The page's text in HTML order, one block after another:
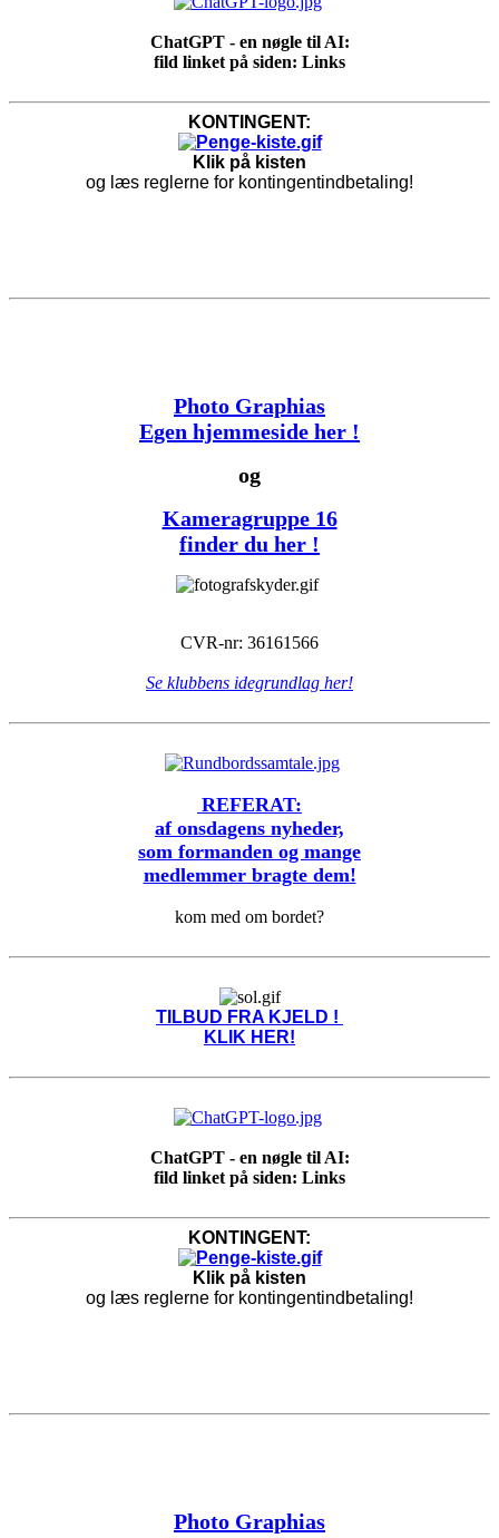
ChatGPT - en nøgle til AI:
fild linket på siden: Links
KONTINGENT:
Klik på kisten
og læs reglerne for kontingentindbetaling!
Photo Graphias
Egen hjemmeside her !
og
Kameragruppe 16
finder du her !
CVR-nr: 36161566
Se klubbens idegrundlag her!
REFERAT:
af onsdagens nyheder,
som formanden og mange
medlemmer bragte dem!
kom med om bordet?
TILBUD FRA KJELD !
KLIK HER!
ChatGPT - en nøgle til AI:
fild linket på siden: Links
KONTINGENT:
Klik på kisten
og læs reglerne for kontingentindbetaling!
Photo Graphias